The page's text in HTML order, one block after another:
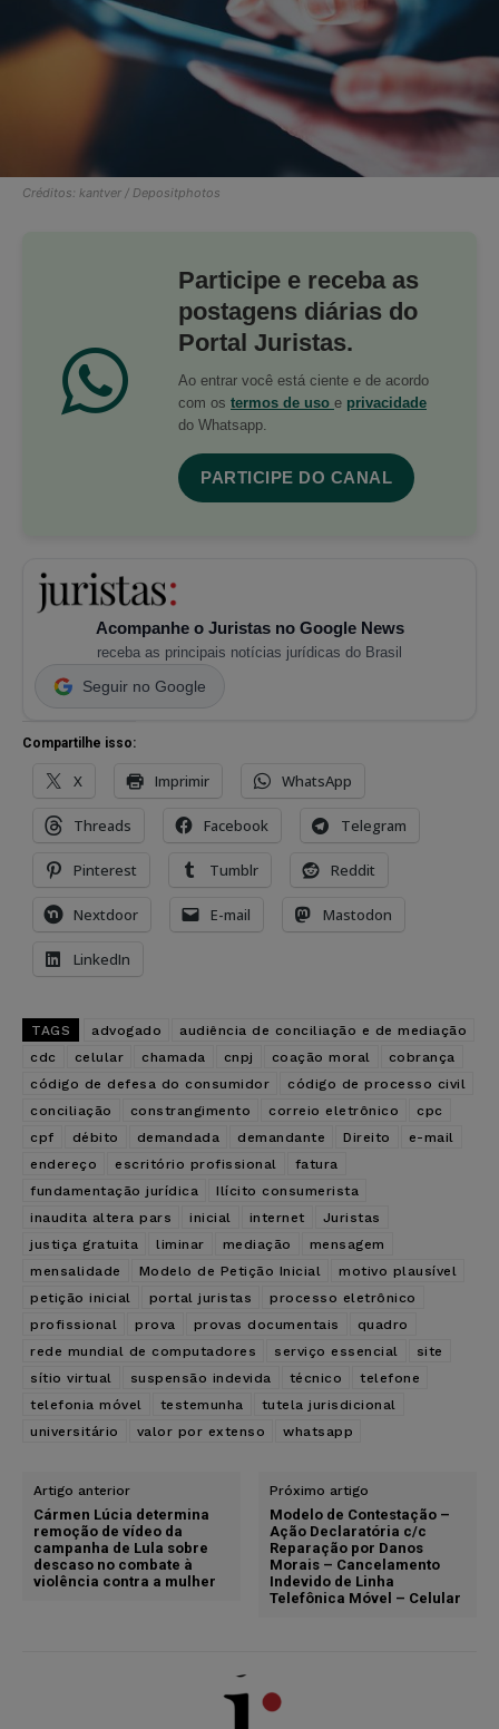
Créditos: kantver / Depositphotos
Participe e receba as
postagens diárias do
Portal Juristas.
Ao entrar você está ciente e de acordo
com os termos de uso e privacidade
do Whatsapp.
PARTICIPE DO CANAL
Acompanhe o Juristas no Google News
receba as principais notícias jurídicas do Brasil
Seguir no Google
Compartilhe isso:
X Imprimir WhatsApp
Threads Facebook Telegram
Pinterest Tumblr Reddit
Nextdoor E-mail Mastodon
LinkedIn
TAGS advogado
audiência de conciliação e de mediação
cdc
celular chamada cnpj coação moral
cobrança
código de defesa do consumidor
código de processo civil
conciliação
constrangimento correio eletrônico
cpc
cpf
débito demandada demandante Direito
e-mail
endereço
escritório profissional
fatura
fundamentação jurídica
Ilícito consumerista
inaudita altera pars
inicial internet
Juristas
justiça gratuita
liminar mediação
mensagem
mensalidade
Modelo de Petição Inicial
motivo plausível
petição inicial
portal juristas
processo eletrônico
profissional
prova provas documentais
quadro
rede mundial de computadores
serviço essencial
site
sítio virtual
suspensão indevida técnico
telefone
telefonia móvel
testemunha
tutela jurisdicional
universitário
valor por extenso whatsapp
Artigo anterior
Cármen Lúcia determina
remoção de vídeo da
campanha de Lula sobre
descaso no combate à
violência contra a mulher
Próximo artigo
Modelo de Contestação –
Ação Declaratória c/c
Reparação por Danos
Morais – Cancelamento
Indevido de Linha
Telefônica Móvel – Celular